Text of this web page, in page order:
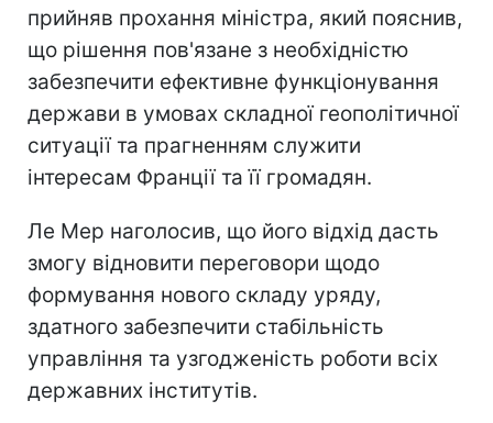
прийняв прохання міністра, який пояснив,
що рішення пов'язане з необхідністю
забезпечити ефективне функціонування
держави в умовах складної геополітичної
ситуації та прагненням служити
інтересам Франції та її громадян.
Ле Мер наголосив, що його відхід дасть
змогу відновити переговори щодо
формування нового складу уряду,
здатного забезпечити стабільність
управління та узгодженість роботи всіх
державних інститутів.